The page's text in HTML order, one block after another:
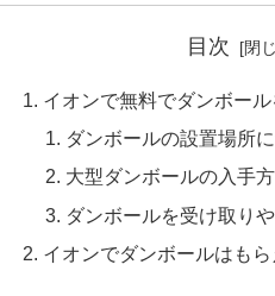
目次
イオンで無料でダンボー
ダンボールの設置場所
大型ダンボールの入手
ダンボールを受け取り
イオンでダンボールはも